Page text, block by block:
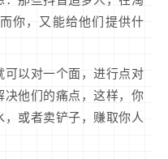
你，又能给他们提供什
可以对一个面，进行点对
决他们的痛点，这样，你
或者卖铲子，赚取你人